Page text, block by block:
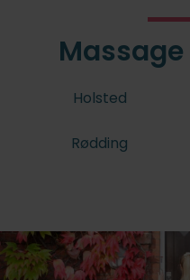
Holsted
Rødding